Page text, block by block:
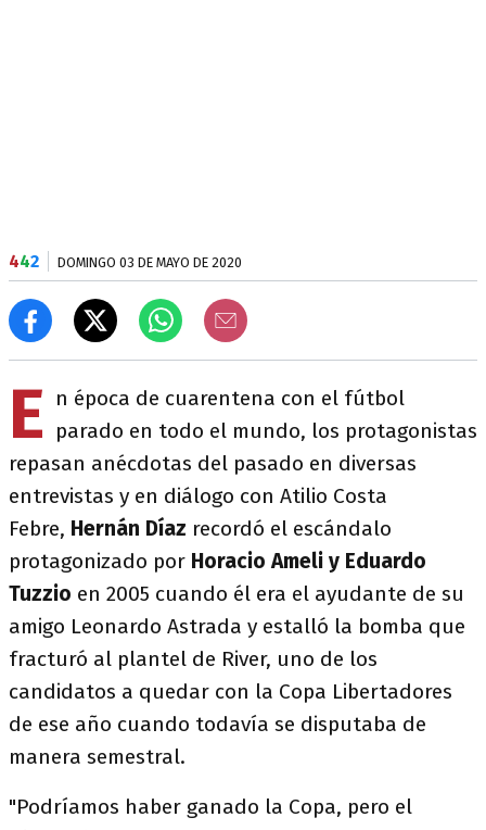
442 DOMINGO 03 DE MAYO DE 2020
E
n época de cuarentena con el fútbol
parado en todo el mundo, los protagonistas
repasan anécdotas del pasado en diversas
entrevistas y en diálogo con Atilio Costa
Febre, Hernán Díaz recordó el escándalo
protagonizado por Horacio Ameli y Eduardo
Tuzzio en 2005 cuando él era el ayudante de su
amigo Leonardo Astrada y estalló la bomba que
fracturó al plantel de River, uno de los
candidatos a quedar con la Copa Libertadores
de ese año cuando todavía se disputaba de
manera semestral.
"Podríamos haber ganado la Copa, pero el